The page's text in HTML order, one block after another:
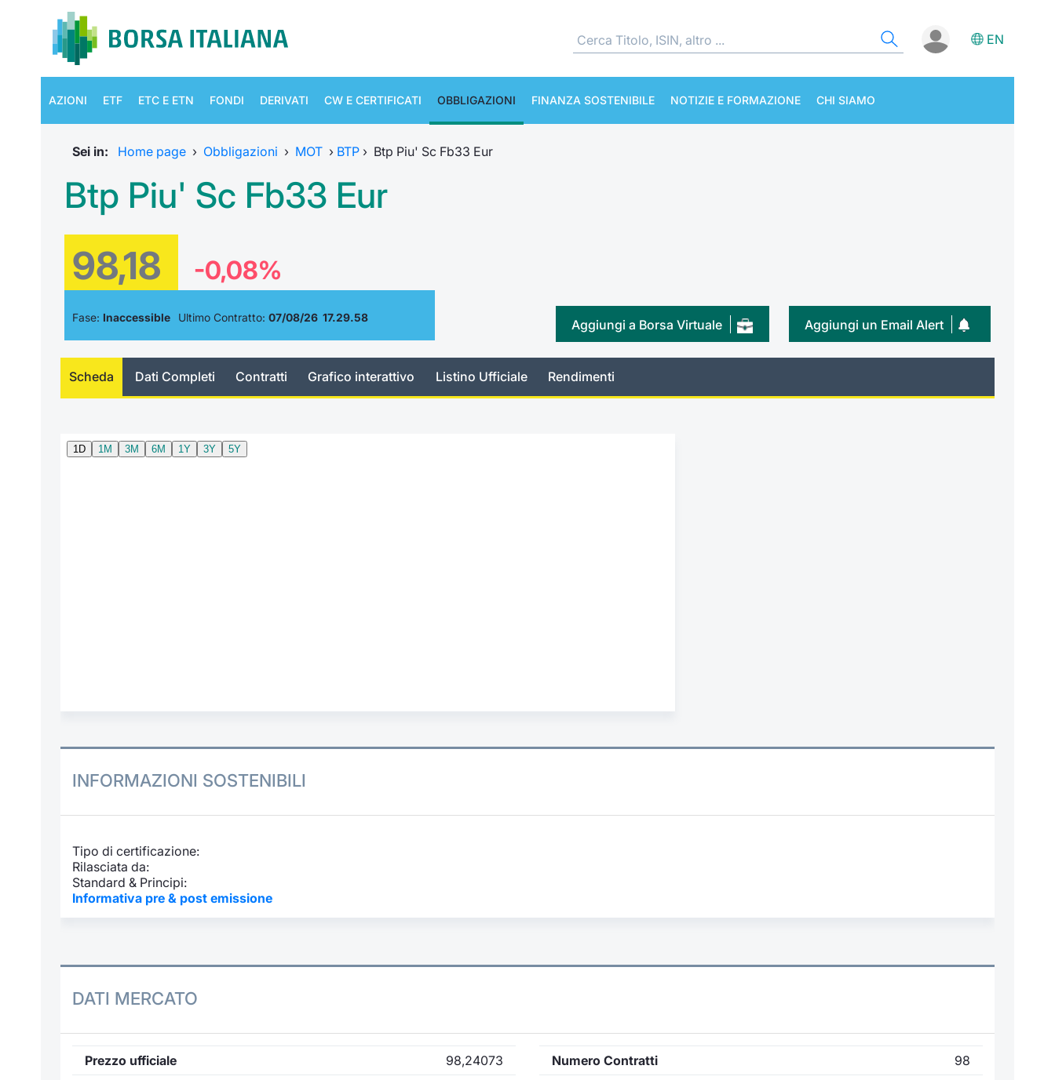
EN
AZIONI ETF ETC E ETN FONDI DERIVATI CW E CERTIFICATI OBBLIGAZIONI FINANZA SOSTENIBILE NOTIZIE E FORMAZIONE CHI SIAMO
Sei in: Home page › Obbligazioni › MOT › BTP › Btp Piu' Sc Fb33 Eur
Btp Piu' Sc Fb33 Eur
98,18 -0,08%
Fase: Inaccessible Ultimo Contratto: 07/08/26 17.29.58 Aggiungi un Email Alert
Aggiungi a Borsa Virtuale
Scheda Dati Completi Contratti Grafico interattivo Listino Ufficiale Rendimenti
INFORMAZIONI SOSTENIBILI
Tipo di certificazione:
Rilasciata da:
Standard & Principi:
Informativa pre & post emissione
DATI MERCATO
Prezzo ufficiale
98,24073
Numero Contratti
98